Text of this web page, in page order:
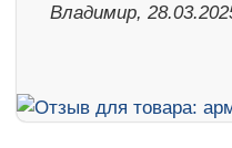
Владимир,